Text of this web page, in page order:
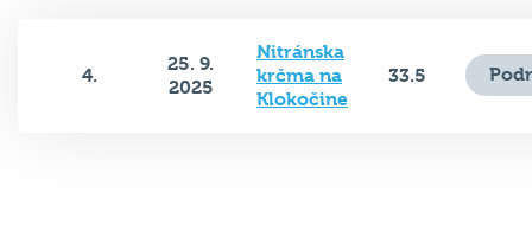
4.
25. 9.
2025
Nitránska
krčma na
Klokočine
33.5